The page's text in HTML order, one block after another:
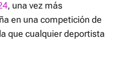
, una vez más
en una competición de
que cualquier deportista